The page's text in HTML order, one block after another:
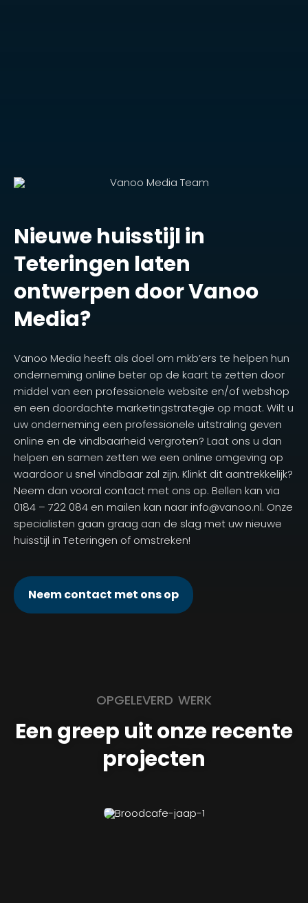
Nieuwe huisstijl in
Teteringen laten
ontwerpen door Vanoo
Media?
Vanoo Media heeft als doel om mkb’ers te helpen hun
onderneming online beter op de kaart te zetten door
middel van een professionele website en/of webshop
en een doordachte marketingstrategie op maat. Wilt u
uw onderneming een professionele uitstraling geven
online en de vindbaarheid vergroten? Laat ons u dan
helpen en samen zetten we een online omgeving op
waardoor u snel vindbaar zal zijn. Klinkt dit aantrekkelijk?
Neem dan vooral contact met ons op. Bellen kan via
0184 – 722 084 en mailen kan naar info@vanoo.nl. Onze
specialisten gaan graag aan de slag met uw nieuwe
huisstijl in Teteringen of omstreken!
Neem contact met ons op
OPGELEVERD WERK
Een greep uit onze recente
projecten